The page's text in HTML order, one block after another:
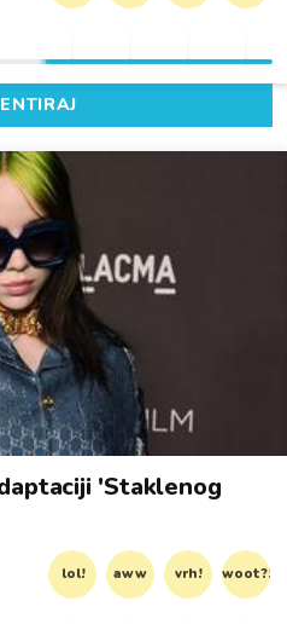
'Staklenog
lol! aww vrh! woot?!